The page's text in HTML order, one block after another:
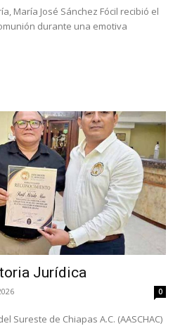
María José Sánchez Fócil recibió el
durante una emotiva
Jurídica
0
Sureste de Chiapas A.C. (AASCHAC)